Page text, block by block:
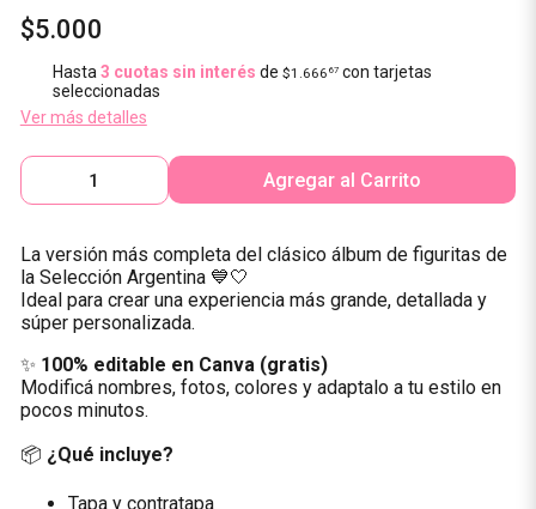
$5.000
Hasta3 cuotas sin interés de$1.666 67 con tarjetas
seleccionadas
Ver más detalles
Agregar al Carrito
La versión más completa del clásico álbum de figuritas de
la Selección Argentina 💙🤍
Ideal para crear una experiencia más grande, detallada y
súper personalizada.
✨ 100% editable en Canva (gratis)
Modificá nombres, fotos, colores y adaptalo a tu estilo en
pocos minutos.
📦 ¿Qué incluye?
Tapa y contratapa